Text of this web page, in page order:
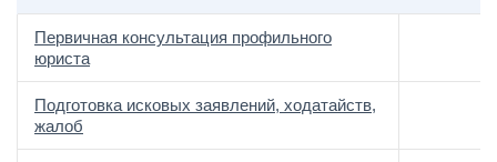
Первичная консультация профильного
юриста
Подготовка исковых заявлений, ходатайств,
жалоб